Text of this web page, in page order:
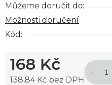
Můžeme doručit do:
Možnosti doručení
Kód:
168 Kč
138,84 Kč bez DPH